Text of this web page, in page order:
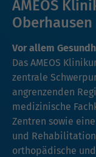
AMEOS
Oberhausen
Vor allem
Das AMEOS
zentrale
angrenzenden
medizinische
Zentren sowie
und
orthopädische